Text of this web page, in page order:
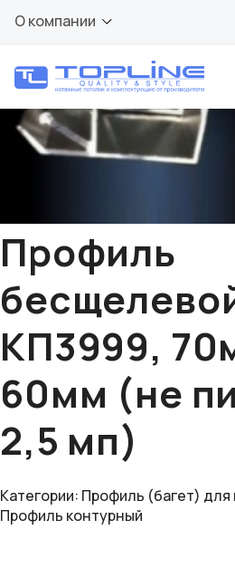
О компании
Профиль
КП3999,
60мм (не
2,5 мп)
Категории: Профиль (багет) для
Профиль контурный